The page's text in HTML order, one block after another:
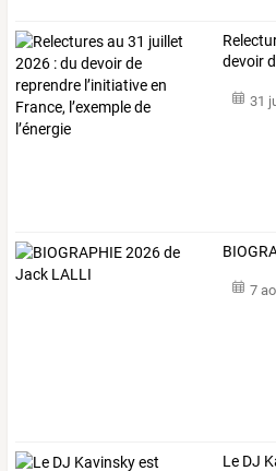
devoir
31
7
Le DJ